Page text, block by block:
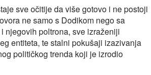
sve očitije da više gotovo i ne postoji
ne samo s Dodikom nego sa
njegovih poltrona, sve izraženiji
entiteta, te stalni pokušaji izazivanja
političkog trenda koji je izrodio